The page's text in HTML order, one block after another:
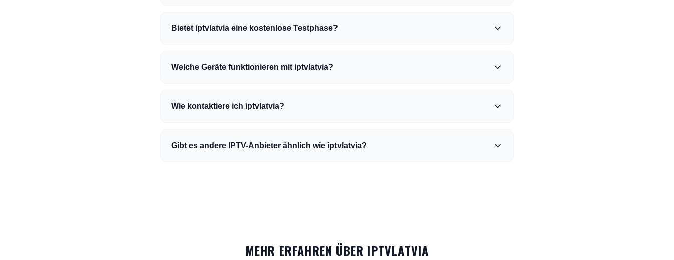
Bietet iptvlatvia eine kostenlose Testphase?
Welche Geräte funktionieren mit iptvlatvia?
Wie kontaktiere ich iptvlatvia?
Gibt es andere IPTV-Anbieter ähnlich wie iptvlatvia?
MEHR ERFAHREN ÜBER IPTVLATVIA